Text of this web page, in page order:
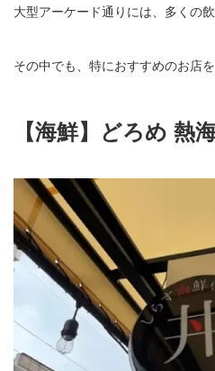
大型アーケード通りには、多くの
その中でも、特におすすめのお店
【海鮮】どろめ 熱